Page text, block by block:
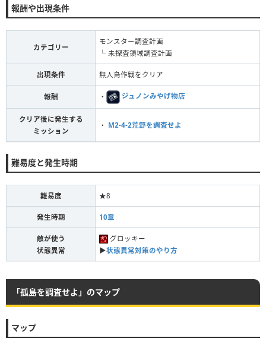
報酬や出現条件
カテゴリー
モンスター調査計画
└ 未探査領域調査計画
出現条件 無人島作戦をクリア
報酬 ・ ジュノンみやげ物店
クリア後に発生する
ミッション
・ M2-4-2荒野を調査せよ
難易度と発生時期
難易度 ★8
発生時期 10章
敵が使う
状態異常
グロッキー
▶︎状態異常対策のやり方
「孤島を調査せよ」のマップ
マップ